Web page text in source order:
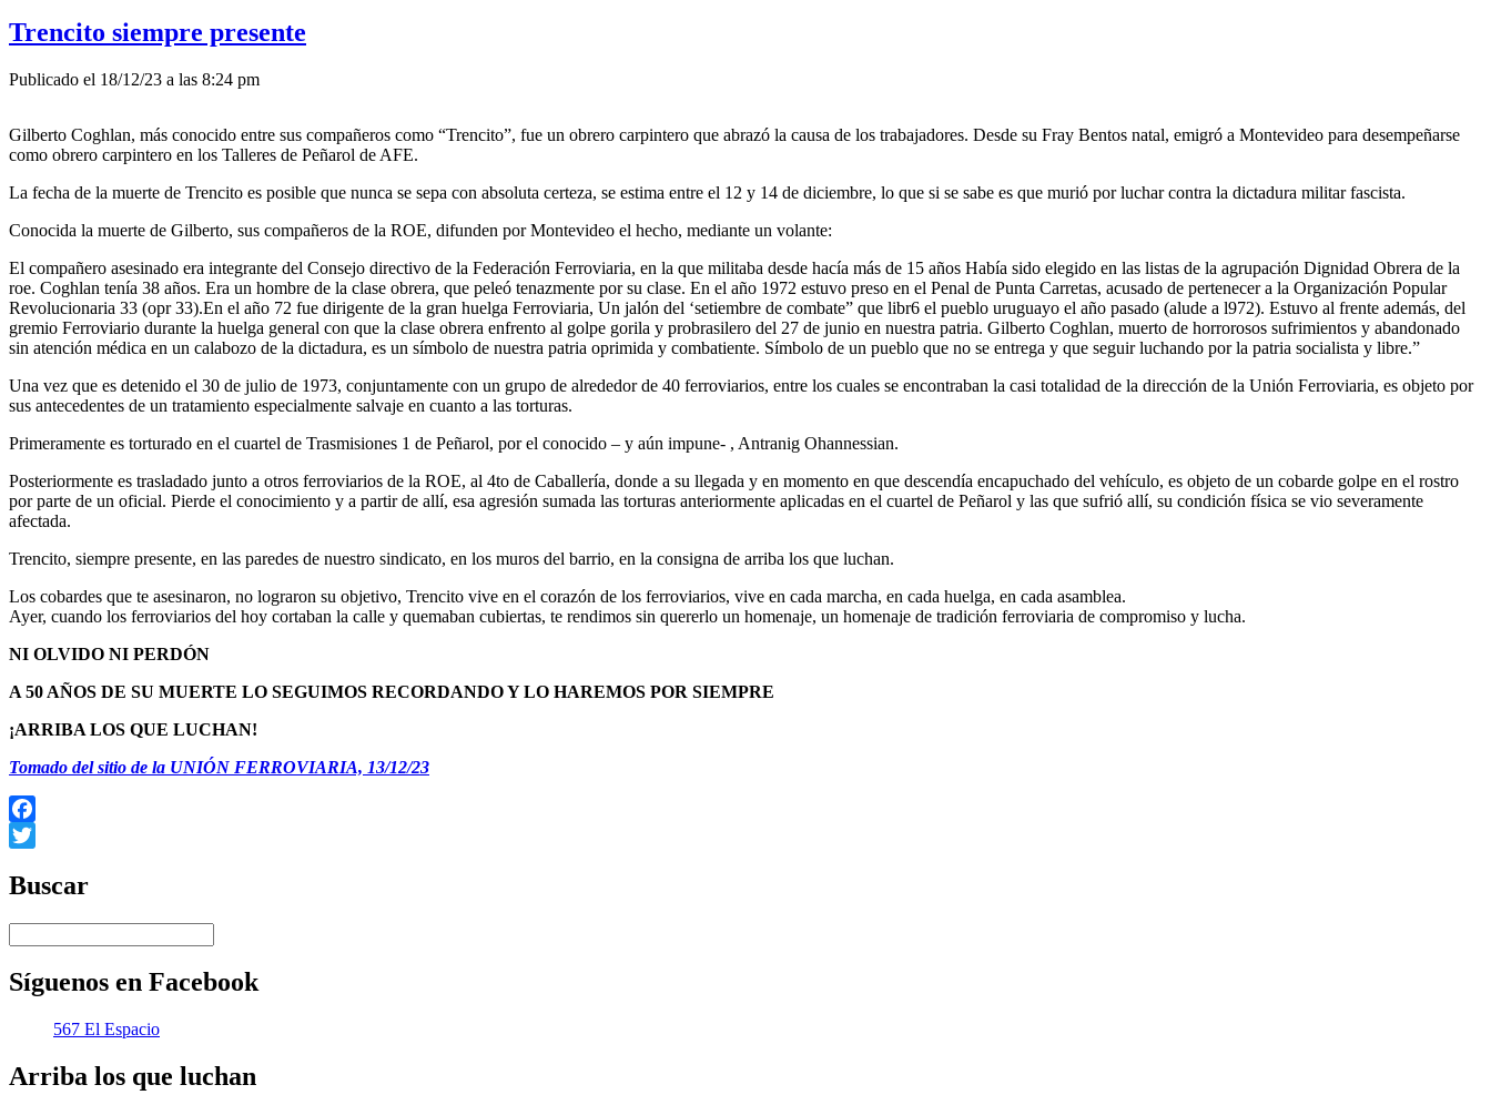
Trencito siempre presente
Publicado el 18/12/23 a las 8:24 pm
Gilberto Coghlan, más conocido entre sus compañeros como “Trencito”, fue un obrero carpintero que abrazó la causa de los trabajadores. Desde su Fray Bentos natal, emigró a Montevideo para desempeñarse
como obrero carpintero en los Talleres de Peñarol de AFE.
La fecha de la muerte de Trencito es posible que nunca se sepa con absoluta certeza, se estima entre el 12 y 14 de diciembre, lo que si se sabe es que murió por luchar contra la dictadura militar fascista.
Conocida la muerte de Gilberto, sus compañeros de la ROE, difunden por Montevideo el hecho, mediante un volante:
El compañero asesinado era integrante del Consejo directivo de la Federación Ferroviaria, en la que militaba desde hacía más de 15 años Había sido elegido en las listas de la agrupación Dignidad Obrera de la
roe. Coghlan tenía 38 años. Era un hombre de la clase obrera, que peleó tenazmente por su clase. En el año 1972 estuvo preso en el Penal de Punta Carretas, acusado de pertenecer a la Organización Popular
Revolucionaria 33 (opr 33).En el año 72 fue dirigente de la gran huelga Ferroviaria, Un jalón del ‘setiembre de combate” que libr6 el pueblo uruguayo el año pasado (alude a l972). Estuvo al frente además, del
gremio Ferroviario durante la huelga general con que la clase obrera enfrento al golpe gorila y probrasilero del 27 de junio en nuestra patria. Gilberto Coghlan, muerto de horrorosos sufrimientos y abandonado
sin atención médica en un calabozo de la dictadura, es un símbolo de nuestra patria oprimida y combatiente. Símbolo de un pueblo que no se entrega y que seguir luchando por la patria socialista y libre.”
Una vez que es detenido el 30 de julio de 1973, conjuntamente con un grupo de alrededor de 40 ferroviarios, entre los cuales se encontraban la casi totalidad de la dirección de la Unión Ferroviaria, es objeto por
sus antecedentes de un tratamiento especialmente salvaje en cuanto a las torturas.
Primeramente es torturado en el cuartel de Trasmisiones 1 de Peñarol, por el conocido – y aún impune- , Antranig Ohannessian.
Posteriormente es trasladado junto a otros ferroviarios de la ROE, al 4to de Caballería, donde a su llegada y en momento en que descendía encapuchado del vehículo, es objeto de un cobarde golpe en el rostro
por parte de un oficial. Pierde el conocimiento y a partir de allí, esa agresión sumada las torturas anteriormente aplicadas en el cuartel de Peñarol y las que sufrió allí, su condición física se vio severamente
afectada.
Trencito, siempre presente, en las paredes de nuestro sindicato, en los muros del barrio, en la consigna de arriba los que luchan.
Los cobardes que te asesinaron, no lograron su objetivo, Trencito vive en el corazón de los ferroviarios, vive en cada marcha, en cada huelga, en cada asamblea.
Ayer, cuando los ferroviarios del hoy cortaban la calle y quemaban cubiertas, te rendimos sin quererlo un homenaje, un homenaje de tradición ferroviaria de compromiso y lucha.
NI OLVIDO NI PERDÓN
A 50 AÑOS DE SU MUERTE LO SEGUIMOS RECORDANDO Y LO HAREMOS POR SIEMPRE
¡ARRIBA LOS QUE LUCHAN!
Tomado del sitio de la UNIÓN FERROVIARIA, 13/12/23
Facebook
Buscar
Síguenos en Facebook
567 El Espacio
Arriba los que luchan